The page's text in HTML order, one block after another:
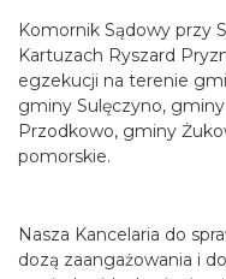
Komornik Sądowy przy
Kartuzach Ryszard
egzekucji na terenie
gminy Sulęczyno,
Przodkowo, gminy
pomorskie.
Nasza Kancelaria do
dozą zaangażowania i